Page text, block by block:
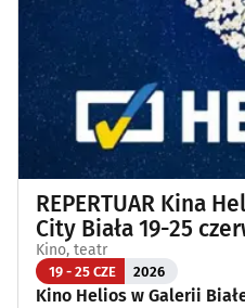
Wykłady, pokazy, imprezy
Poza Białymstokiem(1)
REPERTUAR Kina
City Biała 19-25
Kino, teatr
19 - 25 CZE 2026
Kino Helios w Galerii